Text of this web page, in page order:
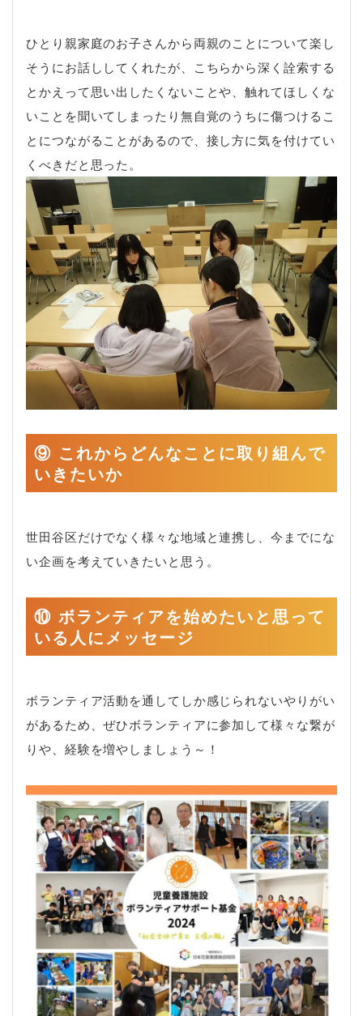
ひとり親家庭のお子さんから両親のことについて楽し
そうにお話ししてくれたが、こちらから深く詮索する
とかえって思い出したくないことや、触れてほしくな
いことを聞いてしまったり無自覚のうちに傷つけるこ
とにつながることがあるので、接し方に気を付けてい
くべきだと思った。
⑨ これからどんなことに取り組んで
いきたいか
世田谷区だけでなく様々な地域と連携し、今までにな
い企画を考えていきたいと思う。
⑩ ボランティアを始めたいと思って
いる人にメッセージ
ボランティア活動を通してしか感じられないやりがい
があるため、ぜひボランティアに参加して様々な繋が
りや、経験を増やしましょう～！